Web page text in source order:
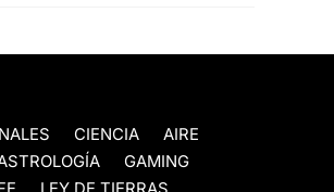
CIENCIA
AIRE
GAMING